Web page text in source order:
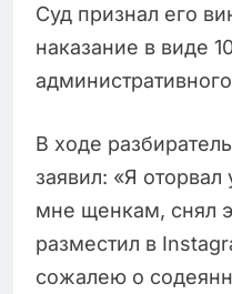
Суд признал его
наказание в виде
В ходе
заявил: «Я
мне щенкам, снял
разместил в
сожалею о